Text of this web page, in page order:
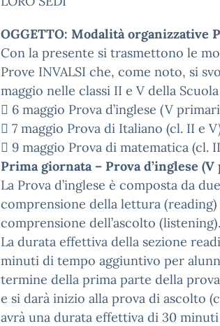
OGGETTO: Modalità organizzative
Con la presente si trasmettono le
Prove INVALSI che, come noto, si
maggio nelle classi II e V della
 6 maggio Prova d’inglese (V
 7 maggio Prova di Italiano (cl. II e
 9 maggio Prova di matematica (cl.
Prima giornata – Prova d’inglese
La Prova d’inglese è composta da
comprensione della lettura (reading)
comprensione dell’ascolto (listening).
La durata effettiva della sezione
minuti di tempo aggiuntivo per
termine della prima parte della
e si darà inizio alla prova di ascolto
avrà una durata effettiva di 30